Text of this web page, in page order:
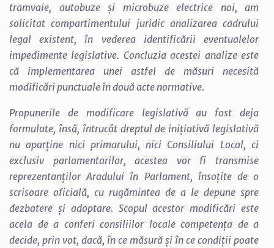
tramvaie, autobuze și microbuze electrice noi, am
solicitat compartimentului juridic analizarea cadrului
legal existent, în vederea identificării eventualelor
impedimente legislative. Concluzia acestei analize este
că implementarea unei astfel de măsuri necesită
modificări punctuale în două acte normative.
Propunerile de modificare legislativă au fost deja
formulate, însă, întrucât dreptul de inițiativă legislativă
nu aparține nici primarului, nici Consiliului Local, ci
exclusiv parlamentarilor, acestea vor fi transmise
reprezentanților Aradului în Parlament, însoțite de o
scrisoare oficială, cu rugămintea de a le depune spre
dezbatere și adoptare. Scopul acestor modificări este
acela de a conferi consiliilor locale competența de a
decide, prin vot, dacă, în ce măsură și în ce condiții poate